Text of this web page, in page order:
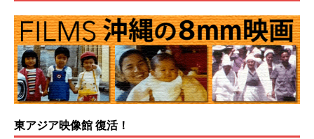
東アジア映像館 復活！